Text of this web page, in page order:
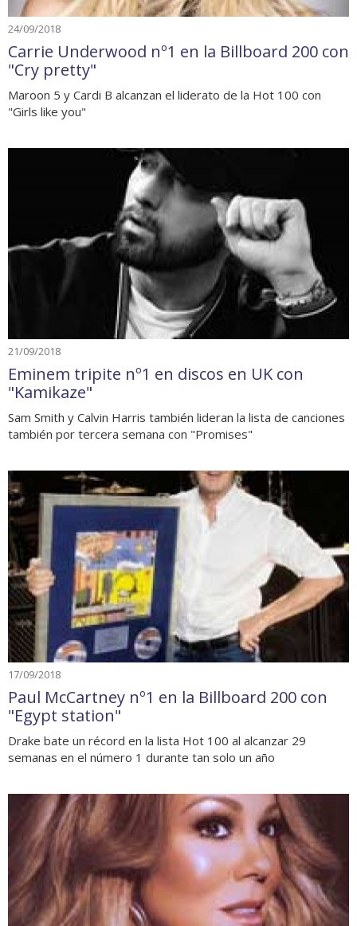
24/09/2018
Carrie Underwood nº1 en la Billboard 200 con
"Cry pretty"
Maroon 5 y Cardi B alcanzan el liderato de la Hot 100 con
"Girls like you"
21/09/2018
Eminem tripite nº1 en discos en UK con
"Kamikaze"
Sam Smith y Calvin Harris también lideran la lista de canciones
también por tercera semana con "Promises"
17/09/2018
Paul McCartney nº1 en la Billboard 200 con
"Egypt station"
Drake bate un récord en la lista Hot 100 al alcanzar 29
semanas en el número 1 durante tan solo un año